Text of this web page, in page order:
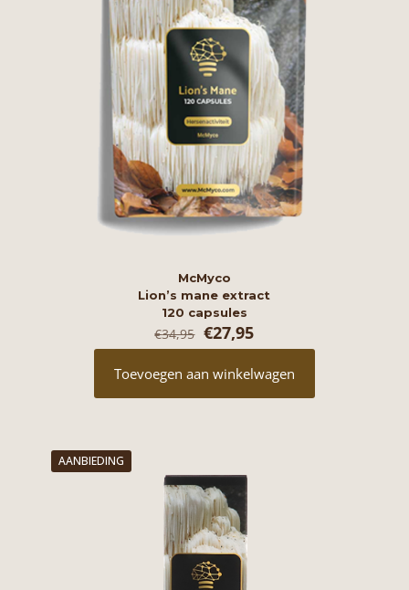
McMyco
Lion’s mane extract
120 capsules
€34,95 Oorspronkelijke
prijs
was:
€34,95.
€27,95Huidige
prijs
is:
€27,95.
Toevoegen aan winkelwagen
AANBIEDING